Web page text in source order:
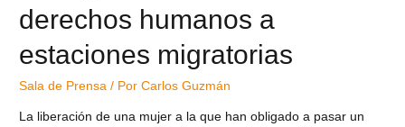
derechos humanos a
estaciones migratorias
Sala de Prensa / PorCarlos Guzmán
La liberación de una mujer a la que han obligado a pasar un